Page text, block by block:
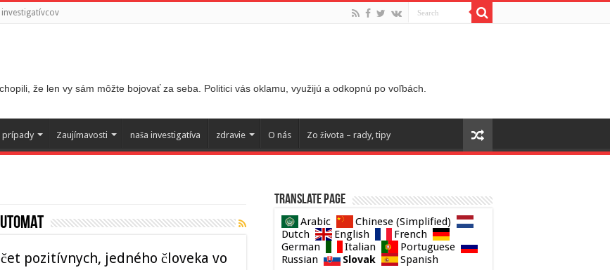
že len vy sám môžte bojovať za seba. Politici vás oklamu, využijú a odkopnú po voľbách.
prípady Zaujímavosti naša investigatíva zdravie O nás Zo života – rady, tipy
pozitívnych, jedného človeka vo
Translate page
Arabic
Chinese (Simplified)
Dutch
English
French
German
Italian
Portuguese
Russian
Slovak Spanish